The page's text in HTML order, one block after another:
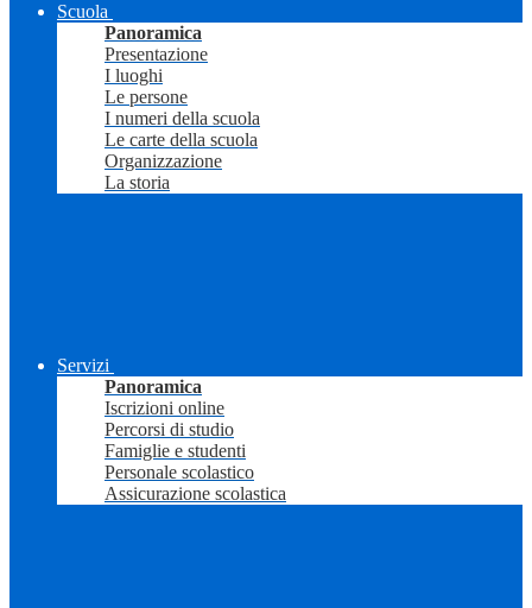
Scuola
Panoramica
Presentazione
I luoghi
Le persone
I numeri della scuola
Le carte della scuola
Organizzazione
La storia
Servizi
Panoramica
Iscrizioni online
Percorsi di studio
Famiglie e studenti
Personale scolastico
Assicurazione scolastica